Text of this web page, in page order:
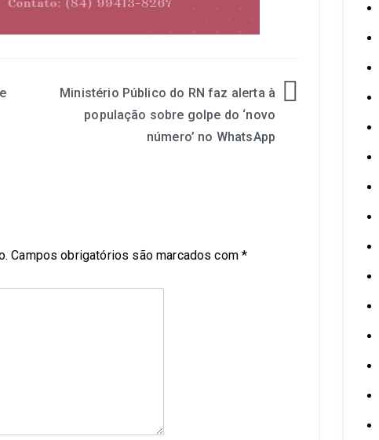
Ministério Público do RN faz alerta à
população sobre golpe do ‘novo
número’ no WhatsApp
Campos obrigatórios são marcados com*